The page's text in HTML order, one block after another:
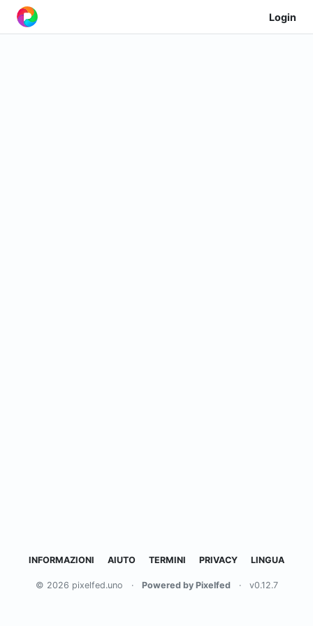
Login
INFORMAZIONI AIUTO TERMINI PRIVACY LINGUA
© 2026 pixelfed.uno · Powered by Pixelfed · v0.12.7